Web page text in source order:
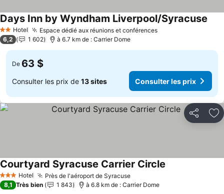
2 Étoiles
Hotel Espace dédié aux réunions et conférencesConsulter les prix
Days Inn by Wyndham Liverpool/Syracuse
6,2 1 602 à 6.7 km de : Carrier Dome
De 63 $
Consulter les prix de 13 sites Consulter les prix
Partager
3 ÉtoilesHotel Près de l'aéroport de SyracuseConsulter les prix
Courtyard Syracuse Carrier Circle
8,1 Très bien 1 843 à 6.8 km de : Carrier Dome